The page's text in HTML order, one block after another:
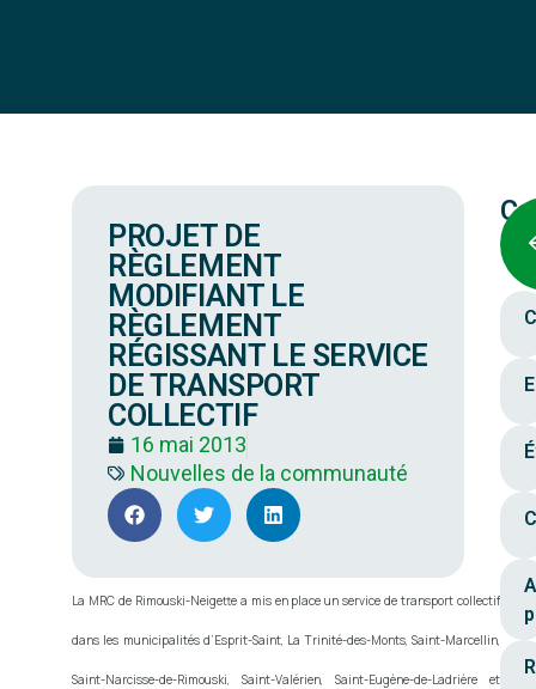
PROJET DE
RÈGLEMENT
MODIFIANT LE
RÈGLEMENT
RÉGISSANT LE SERVICE
DE TRANSPORT
COLLECTIF
16 mai 2013
Nouvelles de la communauté
La MRC de Rimouski-Neigette a mis en place un service de transport collectif
dans les municipalités d’Esprit-Saint, La Trinité-des-Monts, Saint-Marcellin,
Saint-Narcisse-de-Rimouski, Saint-Valérien, Saint-Eugène-de-Ladrière et